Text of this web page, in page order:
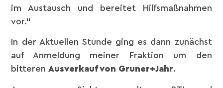
im Austausch und bereitet Hilfsmaßnahmen
vor.“
In der Aktuellen Stunde ging es dann zunächst
auf Anmeldung meiner Fraktion um den
bitterenAusverkauf von Gruner+Jahr.